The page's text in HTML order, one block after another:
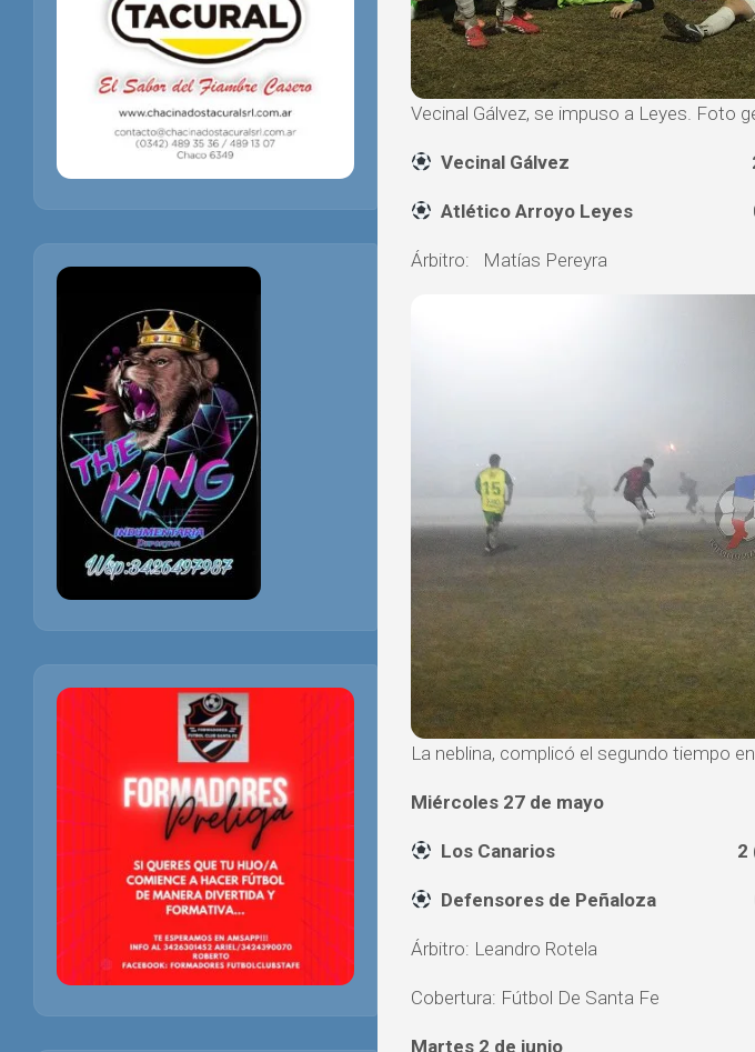
Vecinal Gálvez, se impuso a Leyes. Foto
Vecinal Gálvez 2 (Brian
Atlético Arroyo Leyes
Árbitro: Matías Pereyra
La neblina, complicó el segundo tiempo
Miércoles 27 de mayo
Los Canarios 2 (Esteban
Defensores de Peñaloza
Árbitro: Leandro Rotela
Cobertura: Fútbol De Santa Fe
Martes 2 de junio